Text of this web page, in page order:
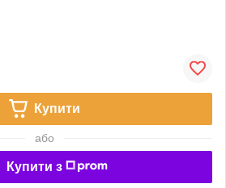
Купити
або
Купити з